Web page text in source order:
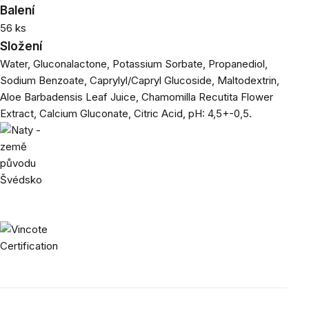
Balení
56 ks
Složení
Water, Gluconalactone, Potassium Sorbate, Propanediol,
Sodium Benzoate, Caprylyl/Capryl Glucoside, Maltodextrin,
Aloe Barbadensis Leaf Juice, Chamomilla Recutita Flower
Extract, Calcium Gluconate, Citric Acid, pH: 4,5+-0,5.